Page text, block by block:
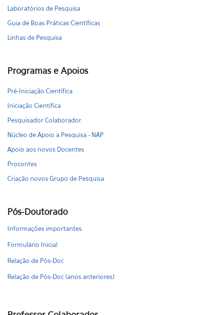
Laboratórios de Pesquisa
Guia de Boas Práticas Científicas
Linhas de Pesquisa
Programas e Apoios
Pré-Iniciação Científica
Iniciação Científica
Pesquisador Colaborador
Núcleo de Apoio a Pesquisa - NAP
Apoio aos novos Docentes
Procontes
Criação novos Grupo de Pesquisa
Pós-Doutorado
Informações importantes
Formulário Inicial
Relação de Pós-Doc
Relação de Pós-Doc (anos anteriores)